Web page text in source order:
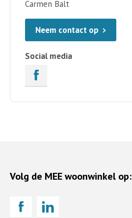
Carmen Balt
Neem contact op
Social media
Volg de MEE woonwinkel op: